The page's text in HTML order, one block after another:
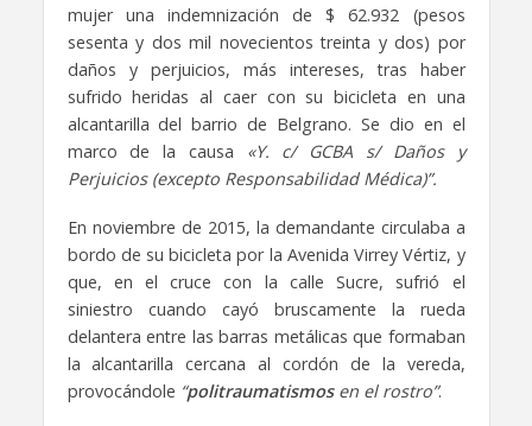
mujer una indemnización de $ 62.932 (pesos
sesenta y dos mil novecientos treinta y dos) por
daños y perjuicios, más intereses, tras haber
sufrido heridas al caer con su bicicleta en una
alcantarilla del barrio de Belgrano. Se dio en el
marco de la causa «Y. c/ GCBA s/ Daños y
Perjuicios (excepto Responsabilidad Médica)”.
En noviembre de 2015, la demandante circulaba a
bordo de su bicicleta por la Avenida Virrey Vértiz, y
que, en el cruce con la calle Sucre, sufrió el
siniestro cuando cayó bruscamente la rueda
delantera entre las barras metálicas que formaban
la alcantarilla cercana al cordón de la vereda,
provocándole “politraumatismosen el rostro”.